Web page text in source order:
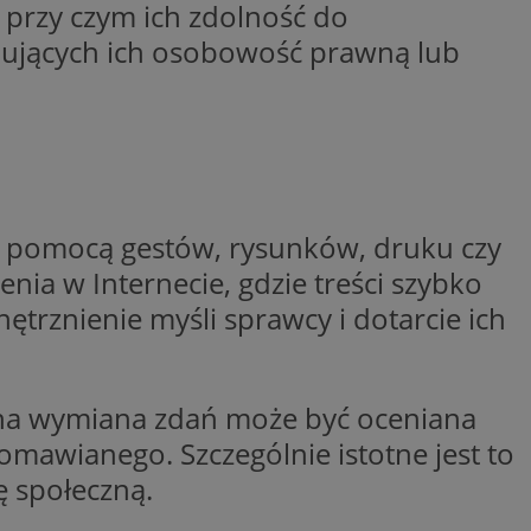
czym ich zdolność do
ich osobowość prawną lub
gestów, rysunków, druku czy
w Internecie, gdzie treści szybko
myśli sprawcy i dotarcie ich
wymiana zdań może być oceniana
Szczególnie istotne jest to
sesji.
sesji.
korzystania z
polityki
ich
co zwiększa
ochrony
obsługuje
optymalizacji
użytkownika na
aby baner cookie
ludzi i
internetowej,